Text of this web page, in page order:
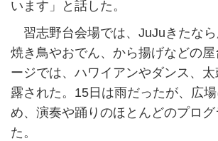
います」と話した。
習志野台会場では、JuJuきたなら
焼き鳥やおでん、から揚げなどの
ージでは、ハワイアンやダンス、
露された。15日は雨だったが、広
め、演奏や踊りのほとんどのプロ
た。